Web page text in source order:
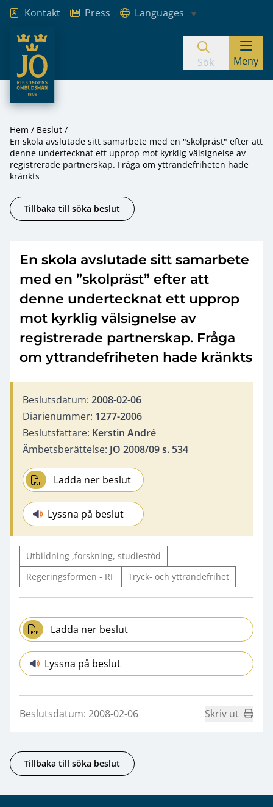
Hoppa till innehåll
Kontakt Press
Languages
JO – Riksdagens Ombudsmän
Sök Meny
Hem
Beslut
En skola avslutade sitt samarbete med en "skolpräst" efter att
denne undertecknat ett upprop mot kyrklig välsignelse av
registrerade partnerskap. Fråga om yttrandefriheten hade
kränkts
Tillbaka till söka beslut
En skola avslutade sitt samarbete
med en ”skolpräst” efter att
denne undertecknat ett upprop
mot kyrklig välsignelse av
registrerade partnerskap. Fråga
om yttrandefriheten hade kränkts
Beslutsdatum: 2008-02-06
Diarienummer: 1277-2006
Beslutsfattare: Kerstin André
Ämbetsberättelse: JO 2008/09 s. 534
Ladda ner beslut
Lyssna på beslut
Utbildning ,forskning, studiestöd
Regeringsformen - RF
Tryck- och yttrandefrihet
Ladda ner beslut
Lyssna på beslut
Beslutsdatum: 2008-02-06 Skriv ut
Tillbaka till söka beslut